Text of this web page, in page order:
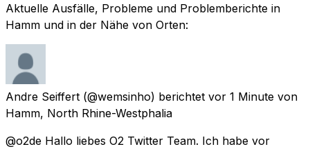
Aktuelle Ausfälle, Probleme und Problemberichte in
Hamm und in der Nähe von Orten:
Andre Seiffert (@wemsinho) berichtet vor 1 Minute von
Hamm, North Rhine-Westphalia
@o2de Hallo liebes O2 Twitter Team. Ich habe vor